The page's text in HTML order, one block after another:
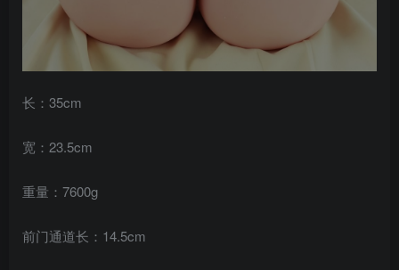
长：35cm
宽：23.5cm
重量：7600g
前门通道长：14.5cm